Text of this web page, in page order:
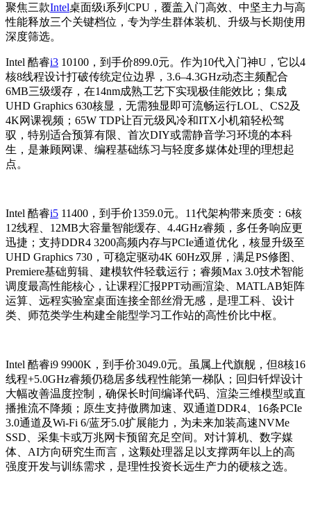
聚焦三款Intel桌面级i系列CPU，覆盖入门高效、中坚主力与高
性能释放三个关键档位，专为学生群体装机、升级与长期使用
深度筛选。
Intel 酷睿i3 10100，到手价899.0元。作为10代入门神U，它以4
核8线程设计打破传统定位边界，3.6–4.3GHz动态主频配合
6MB三级缓存，在14nm成熟工艺下实现极佳能效比；集成
UHD Graphics 630核显，无需独显即可流畅运行LOL、CS2及
4K网课视频；65W TDP让百元级风冷和ITX小机箱轻松驾
驭，特别适合预算有限、首次DIY或需静音学习环境的本科
生，是兼顾网课、编程基础练习与轻度多媒体处理的理想起
点。
Intel 酷睿i5 11400，到手价1359.0元。11代架构带来质变：6核
12线程、12MB大容量智能缓存、4.4GHz睿频，多任务响应更
迅捷；支持DDR4 3200高频内存与PCIe通道优化，核显升级至
UHD Graphics 730，可稳定驱动4K 60Hz双屏，满足PS修图、
Premiere基础剪辑、建模软件轻载运行；睿频Max 3.0技术智能
调度最高性能核心，让课程汇报PPT动画渲染、MATLAB矩阵
运算、远程实验室桌面连接全部丝滑无感，是理工科、设计
类、师范类学生构建全能型学习工作站的高性价比中枢。
Intel 酷睿i9 9900K，到手价3049.0元。虽属上代旗舰，但8核16
线程+5.0GHz睿频仍稳居多线程性能第一梯队；回归钎焊设计
大幅改善温度控制，确保长时间编译代码、渲染三维模型或直
播推流不降频；原生支持傲腾加速、双通道DDR4、16条PCIe
3.0通道及Wi-Fi 6/蓝牙5.0扩展能力，为未来加装高速NVMe
SSD、采集卡或万兆网卡预留充足空间。对计算机、数字媒
体、AI方向研究生而言，这颗处理器足以支撑两年以上的高
强度开发与训练需求，是理性投资长远生产力的硬核之选。